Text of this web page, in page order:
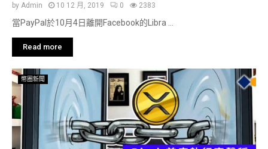
by Admin 10 12 月, 2019 0 2383
當PayPal於10月4日離開Facebook的Libra ...
Read more
幣圈新聞